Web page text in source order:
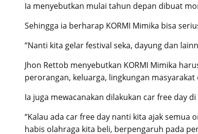
Ia menyebutkan mulai tahun depan dibuat
Sehingga ia berharap KORMI Mimika bisa
“Nanti kita gelar festival seka, dayung dan
Jhon Rettob menyebutkan KORMI Mimika
perorangan, keluarga, lingkungan masyarakat
Ia juga mewacanakan dilakukan car free day
“Kalau ada car free day nanti kita ajak
habis olahraga kita beli, berpengaruh pada